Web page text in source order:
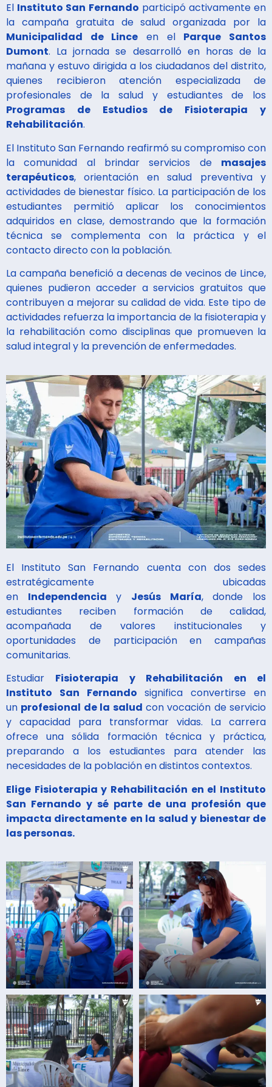
El Instituto San Fernando participó activamente en
la campaña gratuita de salud organizada por la
Municipalidad de Lince en el Parque Santos
Dumont. La jornada se desarrolló en horas de la
mañana y estuvo dirigida a los ciudadanos del distrito,
quienes recibieron atención especializada de
profesionales de la salud y estudiantes de los
Programas de Estudios de Fisioterapia y
Rehabilitación.
El Instituto San Fernando reafirmó su compromiso con
la comunidad al brindar servicios de masajes
terapéuticos, orientación en salud preventiva y
actividades de bienestar físico. La participación de los
estudiantes permitió aplicar los conocimientos
adquiridos en clase, demostrando que la formación
técnica se complementa con la práctica y el
contacto directo con la población.
La campaña benefició a decenas de vecinos de Lince,
quienes pudieron acceder a servicios gratuitos que
contribuyen a mejorar su calidad de vida. Este tipo de
actividades refuerza la importancia de la fisioterapia y
la rehabilitación como disciplinas que promueven la
salud integral y la prevención de enfermedades.
El Instituto San Fernando cuenta con dos sedes
estratégicamente ubicadas
en Independencia y Jesús María, donde los
estudiantes reciben formación de calidad,
acompañada de valores institucionales y
oportunidades de participación en campañas
comunitarias.
Estudiar Fisioterapia y Rehabilitación en el
Instituto San Fernando significa convertirse en
un profesional de la salud con vocación de servicio
y capacidad para transformar vidas. La carrera
ofrece una sólida formación técnica y práctica,
preparando a los estudiantes para atender las
necesidades de la población en distintos contextos.
Elige Fisioterapia y Rehabilitación en el Instituto
San Fernando y sé parte de una profesión que
impacta directamente en la salud y bienestar de
las personas.